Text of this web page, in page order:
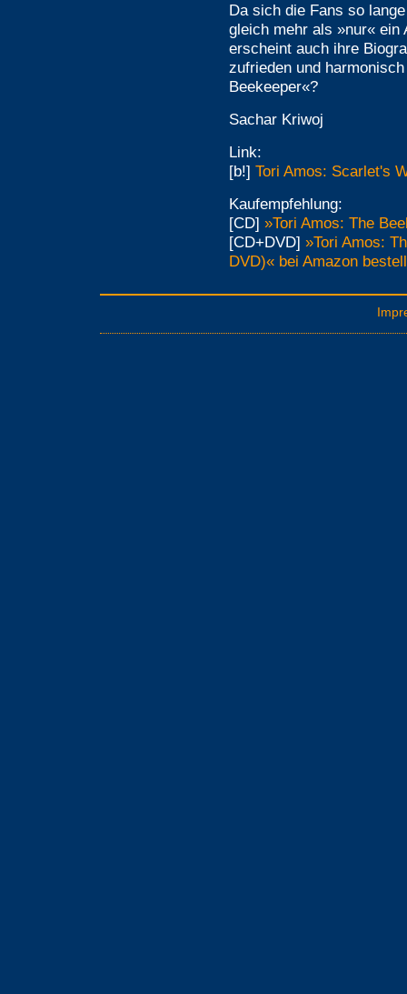
Da sich die Fans so
gleich mehr als »nur« ein
erscheint auch ihre
zufrieden und
Beekeeper«?
Sachar Kriwoj
Link:
[b!] Tori Amos: Scarlet's
Kaufempfehlung:
[CD] »Tori Amos: The
[CD+DVD] »Tori Amos:
DVD)« bei Amazon